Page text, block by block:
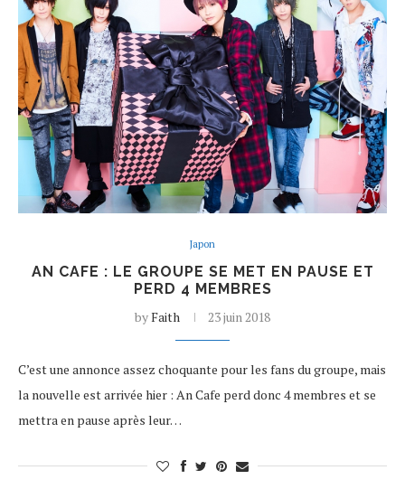
Japon
AN CAFE : LE GROUPE SE MET EN PAUSE ET
PERD 4 MEMBRES
byFaith 23 juin 2018
C’est une annonce assez choquante pour les fans du groupe, mais
la nouvelle est arrivée hier : An Cafe perd donc 4 membres et se
mettra en pause après leur…